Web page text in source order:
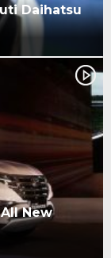
Daihatsu
New